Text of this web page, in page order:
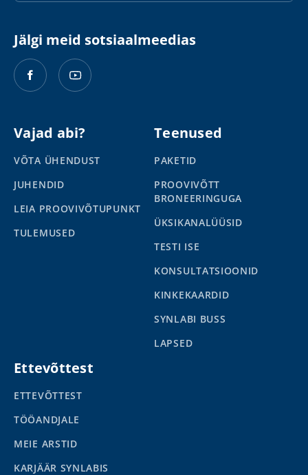
Jälgi meid sotsiaalmeedias
Vajad abi?
VÕTA ÜHENDUST
JUHENDID
LEIA PROOVIVÕTUPUNKT
TULEMUSED
Teenused
PAKETID
PROOVIVÕTT
BRONEERINGUGA
ÜKSIKANALÜÜSID
TESTI ISE
KONSULTATSIOONID
KINKEKAARDID
SYNLABI BUSS
LAPSED
Ettevõttest
ETTEVÕTTEST
TÖÖANDJALE
MEIE ARSTID
KARJÄÄR SYNLABIS